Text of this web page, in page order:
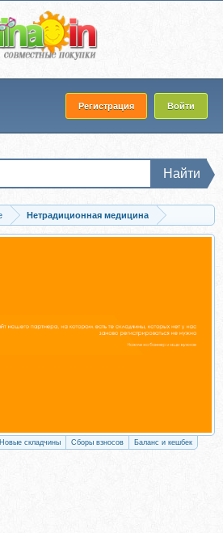
Регистрация Войти
Найти
Нетрадиционная медицина
(Александр Астрогор)
Новые складчины Сборы взносов Баланс и кешбек